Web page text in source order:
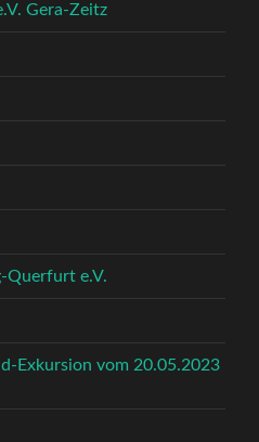
Gera-Zeitz
Querfurt e.V.
Exkursion vom 20.05.2023